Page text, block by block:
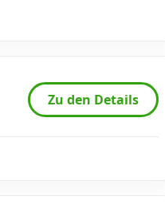
Zu den Details